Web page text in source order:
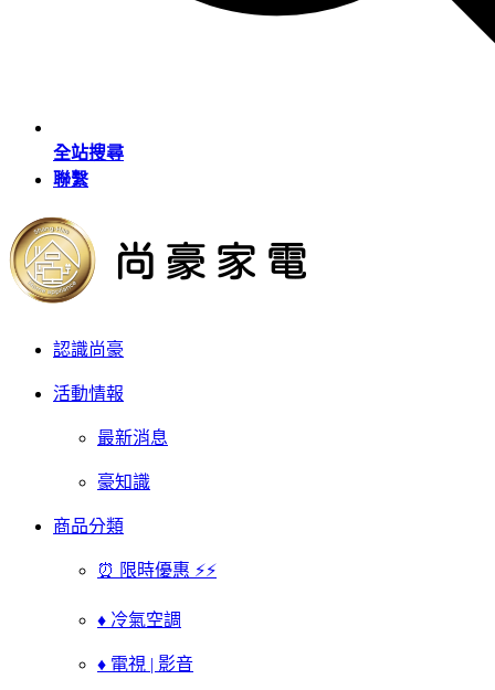
全站搜尋
聯繫
認識尚豪
活動情報
最新消息
豪知識
商品分類
⏰ 限時優惠 ⚡⚡
♦ 冷氣空調
♦ 電視 | 影音